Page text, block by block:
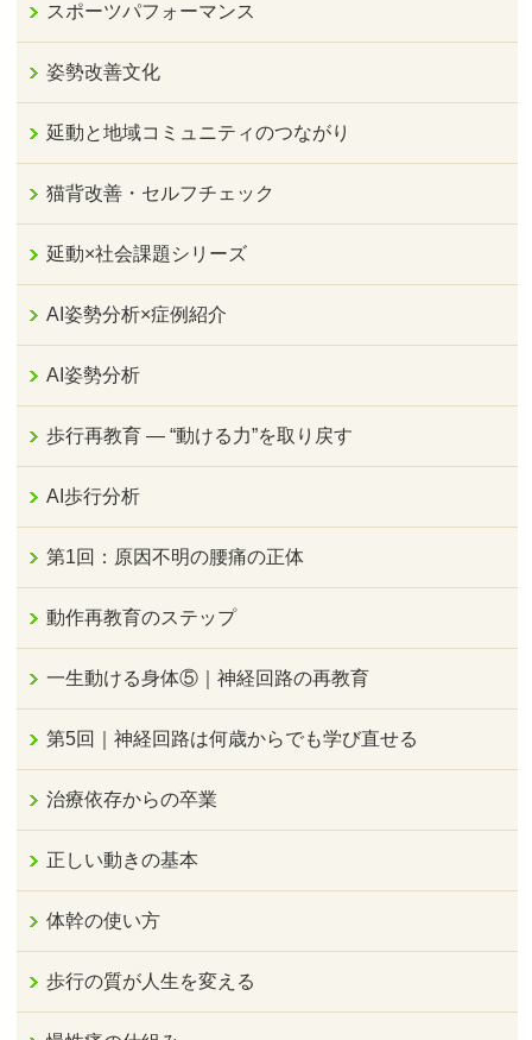
スポーツパフォーマンス
姿勢改善文化
延動と地域コミュニティのつながり
猫背改善・セルフチェック
延動×社会課題シリーズ
AI姿勢分析×症例紹介
AI姿勢分析
歩行再教育 ― “動ける力”を取り戻す
AI歩行分析
第1回：原因不明の腰痛の正体
動作再教育のステップ
一生動ける身体⑤｜神経回路の再教育
第5回｜神経回路は何歳からでも学び直せる
治療依存からの卒業
正しい動きの基本
体幹の使い方
歩行の質が人生を変える